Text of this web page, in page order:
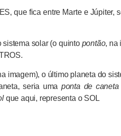
que fica entre Marte e Júpiter,
solar (o quinto pontão, na
imagem), o último planeta do
seria uma ponta de caneta
que aqui, representa o SOL